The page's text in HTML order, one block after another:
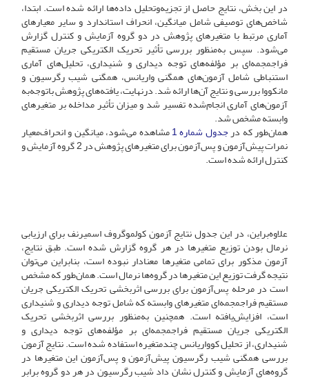
در این بخش، نتایج حاصل از تجزیه‌وتحلیل داده‌ها ارائه شده است. ابتدا،
شاخص‌های توصیفی شامل میانگین، انحراف استاندارد و سایر معیارهای
آماری مرتبط با متغیرهای پژوهش در دو گروه آزمایش و کنترل گزارش
می‌شود. سپس به‌منظور بررسی تأثیر تحریک الکتریکی جریان مستقیم
فراجمجمه‌ای بر مؤلفه‌های توجه دیداری و شنیداری، تحلیل‌های آماری
استنباطی شامل آزمون‌های همگنی واریانس، همگنی شیب رگرسیون و
مانکووا بررسی و نتایج آن‌ها ارائه شد. در‌نهایت، یافته‌های پژوهش باتوجه‌به
آزمون‌های آماری انجام‌شده تفسیر شد و میزان تأثیر مداخله بر متغیرهای
وابسته مشخص شد.
همان‌طور که درجدول شماره 1 مشاهده می‌شود، میانگین و انحراف‌معیار
نمرات پیش‌آزمون و پس‌آزمون برای متغیرهای پژوهش در 2 گروه آزمایش و
کنترل ارائه شده است.
علاوه‌براین، در این جدول نتایج آزمون کولموگروف اسمیرنف برای ارزیابی
نرمال بودن توزیع متغیرها در هر گروه گزارش شده است. طبق نتایج،
آزمون مذکور برای تمامی متغیرها معنادار نبوده است، بنابراین می‌توان
نتیجه گرفت توزیع این متغیرها در گروه‌ها نرمال است. همان‌طور که مشخص
است در مرحله پس‌آزمون برای بررسی اثربخشی تحریک الکتریکی جریان
مستقیم فراجمجمه‌ای متغیرهای وابسته که شامل توجه دیداری و شنیداری
است، افزایش‌یافته است. همچنین به‌منظور بررسی اثربخشی تحریک
الکتریکی جریان مستقیم فراجمجمه‌ای بر مؤلفه‌های توجه دیداری و
شنیداری، از تحلیل کوواریانس چندمتغیره استفاده شده است. نتایج آزمون
بررسی همگنی شیب رگرسیون پیش‌آزمون و پس‌آزمون این متغیرها در
گروه‌های آزمایش و کنترل نشان داد شیب رگرسیون در هر دو گروه برابر